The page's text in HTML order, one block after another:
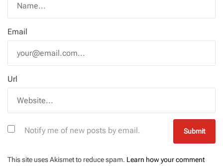
Email
Url
Notify me of new posts by email.
This site uses Akismet to reduce spam. Learn how your comment